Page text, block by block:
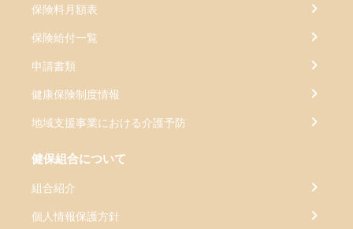
保険料月額表
保険給付一覧
申請書類
健康保険制度情報
地域支援事業における介護予防
健保組合について
組合紹介
個人情報保護方針